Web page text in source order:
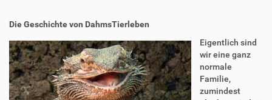
Die Geschichte von DahmsTierleben
Eigentlich sind
wir eine ganz
normale
Familie,
zumindest